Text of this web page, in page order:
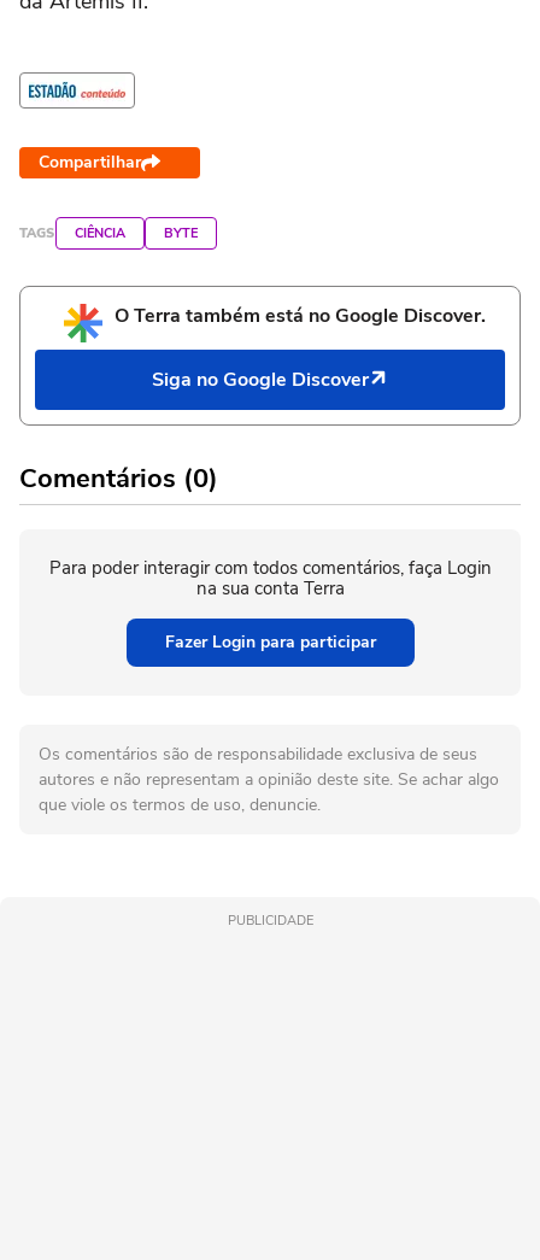
Compartilhar
TAGS CIÊNCIA BYTE
O Terra também está no Google Discover.
Siga no Google Discover
Comentários (0)
Para poder interagir com todos comentários, faça Login
na sua conta Terra
Fazer Login para participar
Os comentários são de responsabilidade exclusiva de seus
autores e não representam a opinião deste site. Se achar algo
que viole os termos de uso, denuncie.
PUBLICIDADE